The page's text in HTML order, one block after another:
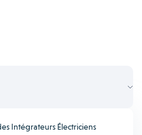
Intégrateurs Électriciens